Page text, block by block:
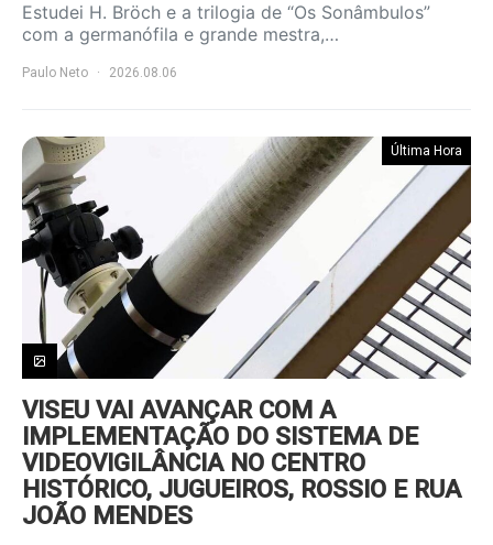
Estudei H. Bröch e a trilogia de “Os Sonâmbulos”
com a germanófila e grande mestra,…
Paulo Neto 2026.08.06
Última Hora
VISEU VAI AVANÇAR COM A
IMPLEMENTAÇÃO DO SISTEMA DE
VIDEOVIGILÂNCIA NO CENTRO
HISTÓRICO, JUGUEIROS, ROSSIO E RUA
JOÃO MENDES